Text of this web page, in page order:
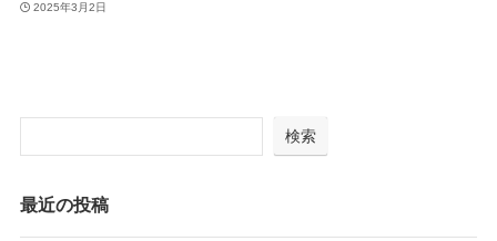
2025年3月2日
検索
最近の投稿